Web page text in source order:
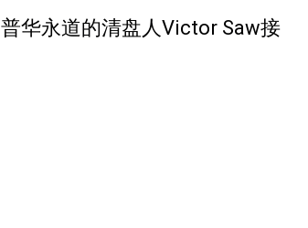
华永道的清盘人Victor Saw接